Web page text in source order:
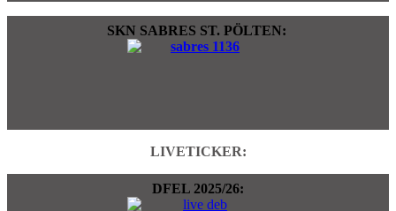
SKN SABRES ST. PÖLTEN:
LIVETICKER:
DFEL 2025/26: